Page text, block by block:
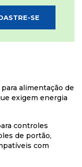
SE
alimentação de
exigem energia
controles
de portão,
com